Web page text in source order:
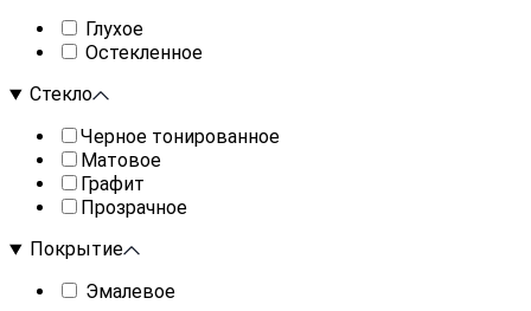
Глухое
Остекленное
Стекло
Черное тонированное
Матовое
Графит
Прозрачное
Покрытие
Эмалевое